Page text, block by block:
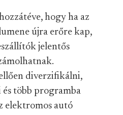
hogy ha az
újra erőre kap,
jelentős
diverzifikálni,
több programba
elektromos autó